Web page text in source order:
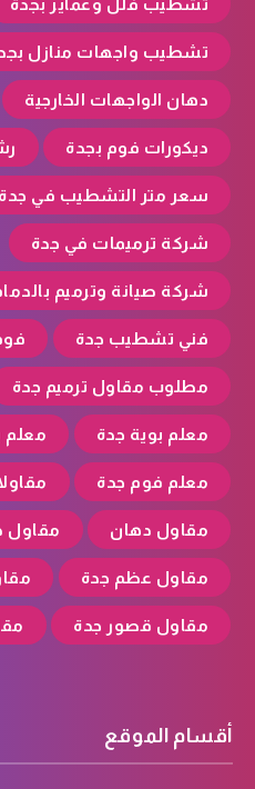
تشطيب واجهات منازل
دهان الواجهات الخارجية
ديكورات فوم بجدة
سعر متر التشطيب في جدة
شركة ترميمات في جدة
شركة صيانة وترميم
فني تشطيب جدة
مطلوب مقاول ترميم جدة
معلم بوية جدة معلم
معلم فوم جدة
مقاول دهان مقاول
مقاول عظم جدة
مقاول قصور جدة
أقسام الموقع